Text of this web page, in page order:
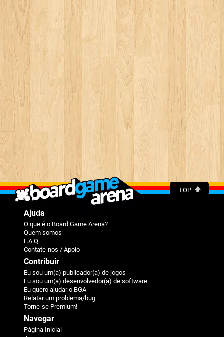
TOP
Ajuda
O que é o Board Game Arena?
Quem somos
F.A.Q.
Contate-nos / Apoio
Contribuir
Eu sou um(a) publicador(a) de jogos
Eu sou um(a) desenvolvedor(a) de software
Eu quero ajudar o BGA
Relatar um problema/bug
Torne-se Premium!
Navegar
Página Inicial